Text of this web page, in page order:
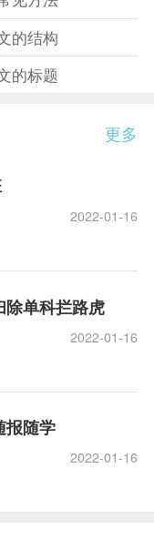
的结构
的标题
更多
2022-01-16
除单科拦路虎
2022-01-16
报随学
2022-01-16